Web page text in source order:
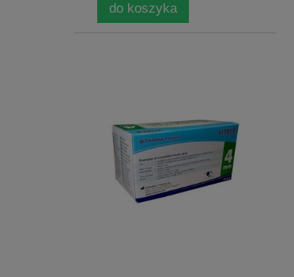
do koszyka